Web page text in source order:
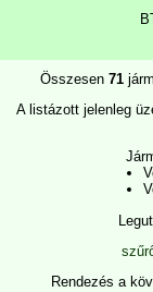
Összesen 71
A listázott jelenleg
Rendezés a